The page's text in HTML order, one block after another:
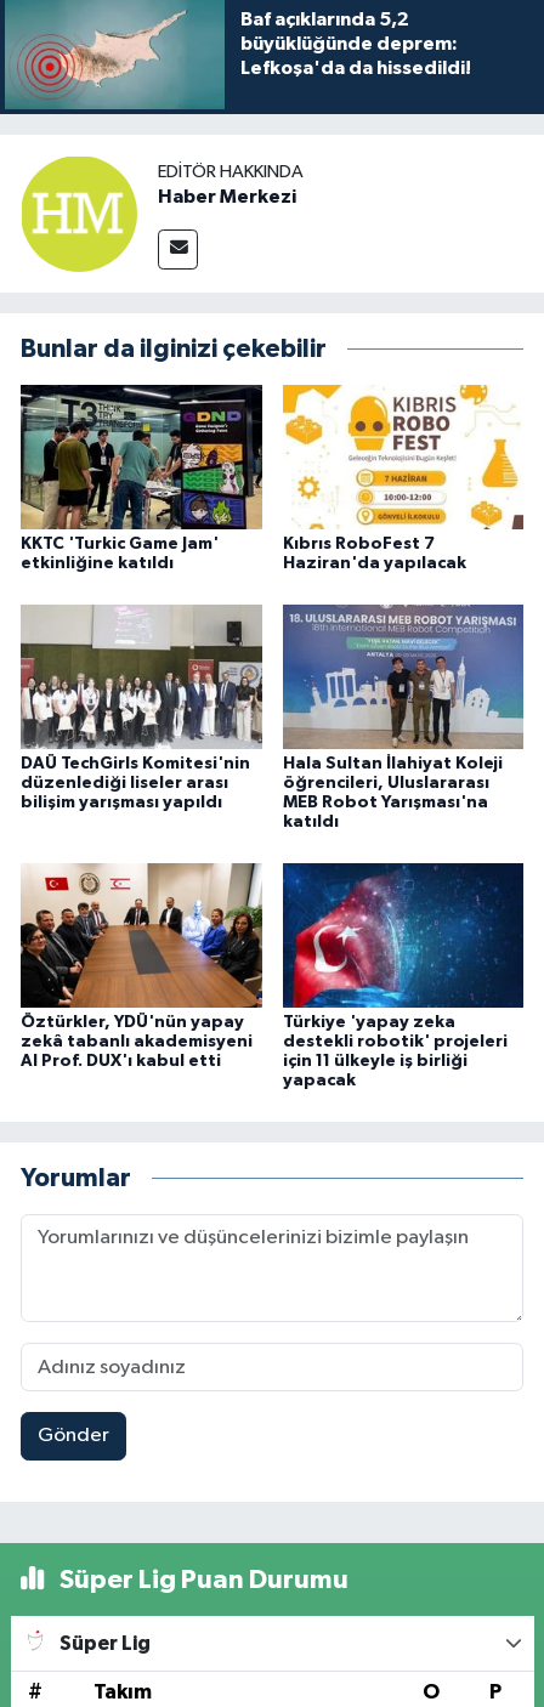
Baf açıklarında 5,2
büyüklüğünde deprem:
Lefkoşa'da da hissedildi!
EDITÖR HAKKINDA
Haber Merkezi
Bunlar da ilginizi çekebilir
KKTC 'Turkic Game Jam'
etkinliğine katıldı
Kıbrıs RoboFest 7
Haziran'da yapılacak
DAÜ TechGirls Komitesi'nin
düzenlediği liseler arası
bilişim yarışması yapıldı
Hala Sultan İlahiyat Koleji
öğrencileri, Uluslararası
MEB Robot Yarışması'na
katıldı
Öztürkler, YDÜ'nün yapay
zekâ tabanlı akademisyeni
AI Prof. DUX'ı kabul etti
Türkiye 'yapay zeka
destekli robotik' projeleri
için 11 ülkeyle iş birliği
yapacak
Yorumlar
Gönder
Süper Lig Puan Durumu
Süper Lig
# Takım O P